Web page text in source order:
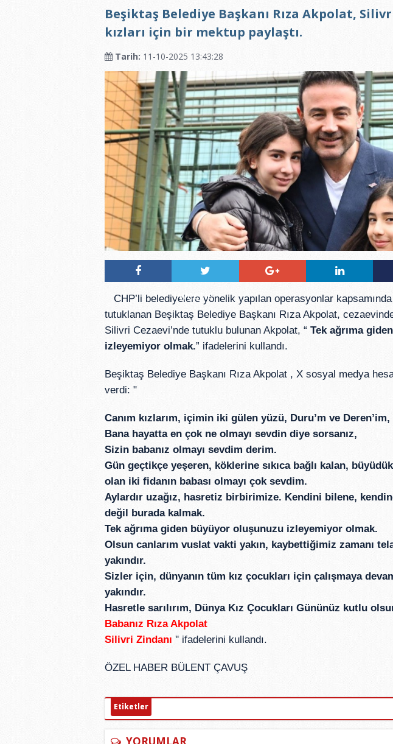
Beşiktaş Belediye Başkanı Rıza Akpolat,
kızları için bir mektup paylaştı.
Tarih: 11-10-2025 13:43:28
Tweetle
CHP’li belediyelere yönelik yapılan operasyonlar
tutuklanan Beşiktaş Belediye Başkanı Rıza Akpolat,
Silivri Cezaevi’nde tutuklu bulunan Akpolat, “ Tek ağrıma
izleyemiyor olmak.” ifadelerini kullandı.
Beşiktaş Belediye Başkanı Rıza Akpolat , X sosyal medya
verdi: "
Canım kızlarım, içimin iki gülen yüzü, Duru’m ve Deren’im,
Bana hayatta en çok ne olmayı sevdin diye sorsanız,
Sizin babanız olmayı sevdim derim.
Gün geçtikçe yeşeren, köklerine sıkıca bağlı kalan,
olan iki fidanın babası olmayı çok sevdim.
Aylardır uzağız, hasretiz birbirimize. Kendini bilene,
değil burada kalmak.
Tek ağrıma giden büyüyor oluşunuzu izleyemiyor olmak.
Olsun canlarım vuslat vakti yakın, kaybettiğimiz zamanı
yakındır.
Sizler için, dünyanın tüm kız çocukları için çalışmaya
yakındır.
Hasretle sarılırım, Dünya Kız Çocukları Gününüz kutlu
Babanız Rıza Akpolat
Silivri Zindanı '' ifadelerini kullandı.
ÖZEL HABER BÜLENT ÇAVUŞ
Etiketler